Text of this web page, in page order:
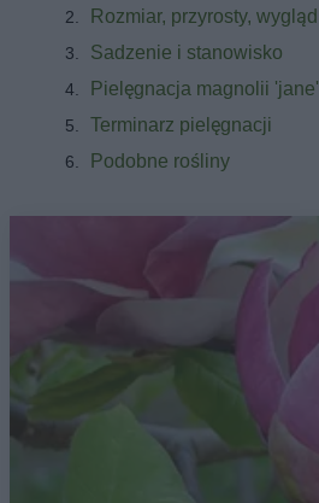
Rozmiar, przyrosty, wygląd
Sadzenie i stanowisko
Pielęgnacja magnolii 'jane'
Terminarz pielęgnacji
Podobne rośliny